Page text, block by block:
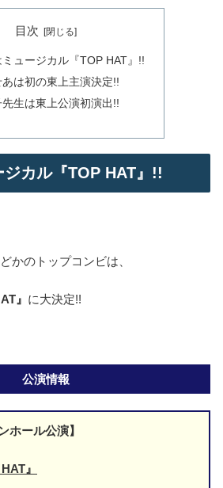
目次
ュージカル『TOP HAT』!!
あは初の東上主演決定!!
生は東上公演初演出!!
カル『TOP HAT』!!
かのトップコンビは、
』 に大決定!!
公演情報
ホール公演】
』